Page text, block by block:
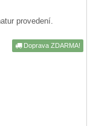
provedení.
Doprava ZDARMA!